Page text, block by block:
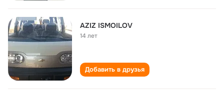
AZIZ ISMOILOV
14 лет
Добавить в друзья